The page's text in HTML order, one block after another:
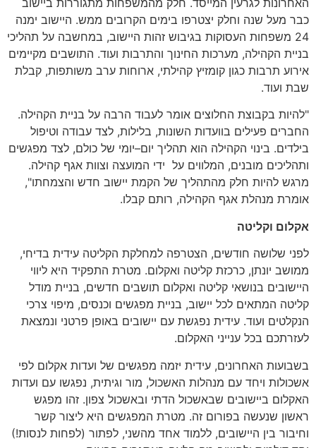
כבר מעל שנה וחלק יצטרפו בימים הקרובים ממש. היישוב ימנה
24 משפחות העסוקות בגיבוש זהות היישוב, במחשבה על תהליכי
בניית הקהילה, מערכות החינוך והתרבות ועוד. התושבים מקיימים
אירוע תרבות כגון קומזיץ קהילתי, ארוחות ערב משותפות, קבלת
שבת ועוד.
"להיות בקבוצת החלוצים אומר לעבוד הרבה על בניית הקהילה.
החברים פעילים בוועדות השונות, בלילות, לצד עבודה וטיפול
בילדים. בינוי הקהילה הוא תהליך יום–יומי של כולם, לצד מפגשים
ותהליכים מובנים, המלווים על ידי המועצה וצוות אגף קהילה.
מרגש להיות חלק מהתהליך של הקמת יישוב חדש והצמחתו",
אומרת מנהלת אגף הקהילה, רותם קבלו.
אקלום וקליטה
לפני שלושה חודשים, הצטרפה למחלקת הקליטה עידית בדיחי,
ממושב יונתן, כרכזת קליטה ואקלום. מטרת התפקיד היא ליווי
היישובים בנושאי קליטה ואקלום תושבים חדשים, בניית מודל
קליטה המתאים לכל יישוב, בניית מפגשים וכנסים, מיפוי צרכי
הנקלטים ועוד. עידית נפגשת עם יישובים באופן פרטני ונמצאת
לעזרתכם בכל ענייני האקלום.
בשבועות האחרונים, עידית יזמה מפגשים של ועדות אקלום לפי
אשכולות ויחד עם מנהלות האשכול, מור וגיתית, נפגשו עם ועדות
האקלום ביישובים שבאשכול הדתי ובאשכול צפון. זהו מפגש
ראשון שנעשה בפורום זה. מטרת המפגשים היא ליצור קשר
וחיבור בין היישובים, ללמוד אחד מהשני, לפתור (לפחות לנסות!)